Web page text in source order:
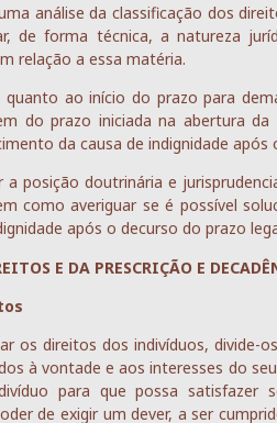
análise da classificação dos
de forma técnica, a natureza
relação a essa matéria.
ao início do prazo para
do prazo iniciada na abertura
da causa de indignidade
a posição doutrinária e
como averiguar se é possível
após o decurso do prazo
E DA PRESCRIÇÃO E
os direitos dos indivíduos,
à vontade e aos interesses do
para que possa satisfazer
de exigir um dever, a ser